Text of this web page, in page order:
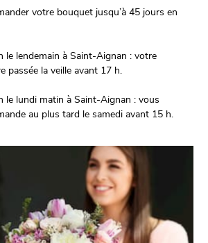
votre bouquet jusqu’à 45 jours en
le lendemain à Saint-Aignan : votre
passée la veille avant 17 h.
le lundi matin à Saint-Aignan : vous
au plus tard le samedi avant 15 h.